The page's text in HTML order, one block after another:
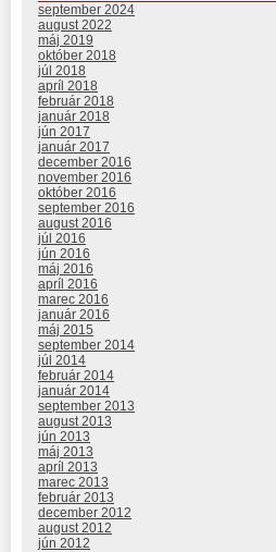
september 2024
august 2022
máj 2019
október 2018
júl 2018
apríl 2018
február 2018
január 2018
jún 2017
január 2017
december 2016
november 2016
október 2016
september 2016
august 2016
júl 2016
jún 2016
máj 2016
apríl 2016
marec 2016
január 2016
máj 2015
september 2014
júl 2014
február 2014
január 2014
september 2013
august 2013
jún 2013
máj 2013
apríl 2013
marec 2013
február 2013
december 2012
august 2012
jún 2012